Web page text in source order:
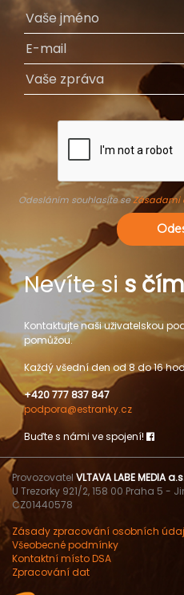
Odesláním souhlasíte seZásadami
Nevíte si s
Kontaktujte naši uživatelskou
pomůžou.
Každý všední den od 8 do 16
+420 777 837 847
podpora@estranky.cz
Buďte s námi ve spojení!
Provozovatel VLTAVA LABE MEDIA
U Trezorky 921/2, 158 00 Praha 5 -
CZ01440578
Zásady zpracování osobních
Všeobecné podmínky
Kontaktní místo DSA
Zpracování dat